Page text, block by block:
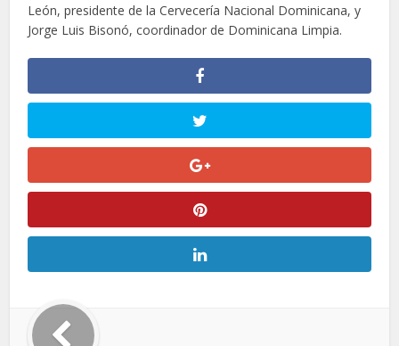
León, presidente de la Cervecería Nacional Dominicana, y
Jorge Luis Bisonó, coordinador de Dominicana Limpia.